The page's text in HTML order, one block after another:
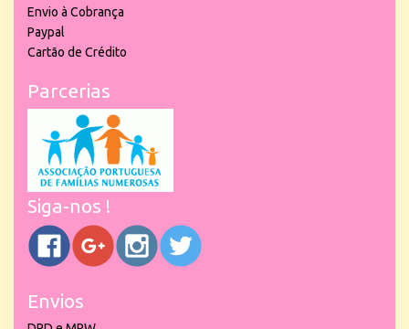
Envio à Cobrança
Paypal
Cartão de Crédito
Parcerias
Siga-nos !
Envios